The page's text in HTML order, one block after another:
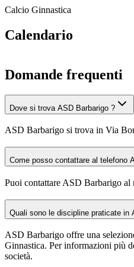
Calcio Ginnastica
Calendario
Domande frequenti
Dove si trova ASD Barbarigo ?
ASD Barbarigo si trova in Via
Come posso contattare al telefono
Puoi contattare ASD Barbarigo al
Quali sono le discipline praticate in
ASD Barbarigo offre una
Ginnastica. Per informazioni più
società.